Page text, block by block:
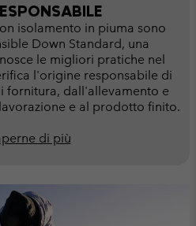
isolamento in piuma sono
Down Standard, una
le migliori pratiche nel
l'origine responsabile di
fornitura, dall'allevamento e
e al prodotto finito.
di più